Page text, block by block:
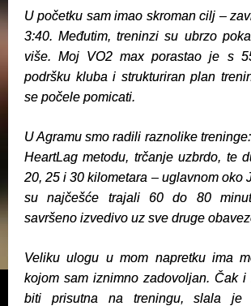
U početku sam imao skroman cilj –
3:40. Međutim, treninzi su ubrzo
više. Moj VO2 max porastao je s
podršku kluba i strukturiran plan
se počele pomicati.
U Agramu smo radili raznolike
HeartLag metodu, trčanje uzbrdo, te
20, 25 i 30 kilometara – uglavnom oko
su najčešće trajali 60 do 80
savršeno izvedivo uz sve druge
Veliku ulogu u mom napretku ima
kojom sam iznimno zadovoljan. Čak i
biti prisutna na treningu, slala je